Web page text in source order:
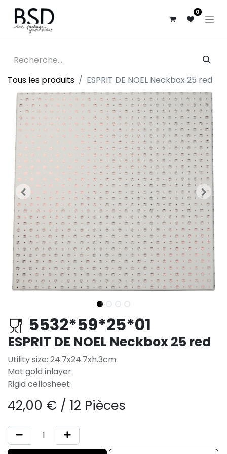
0
Tous les produits ESPRIT DE NOEL Neckbox 25 red
5532*59*25*01
ESPRIT DE NOEL Neckbox 25 red
Utility size: 24.7x24.7xh.3cm
Mat gold inlayer
Rigid cellosheet
42,00 € / 12 Pièces